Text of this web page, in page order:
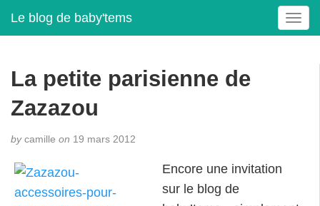
Le blog de baby'tems
T
o
La petite parisienne de
Zazazou
bycamille on 19 mars 2012
Encore une invitation
sur le blog de